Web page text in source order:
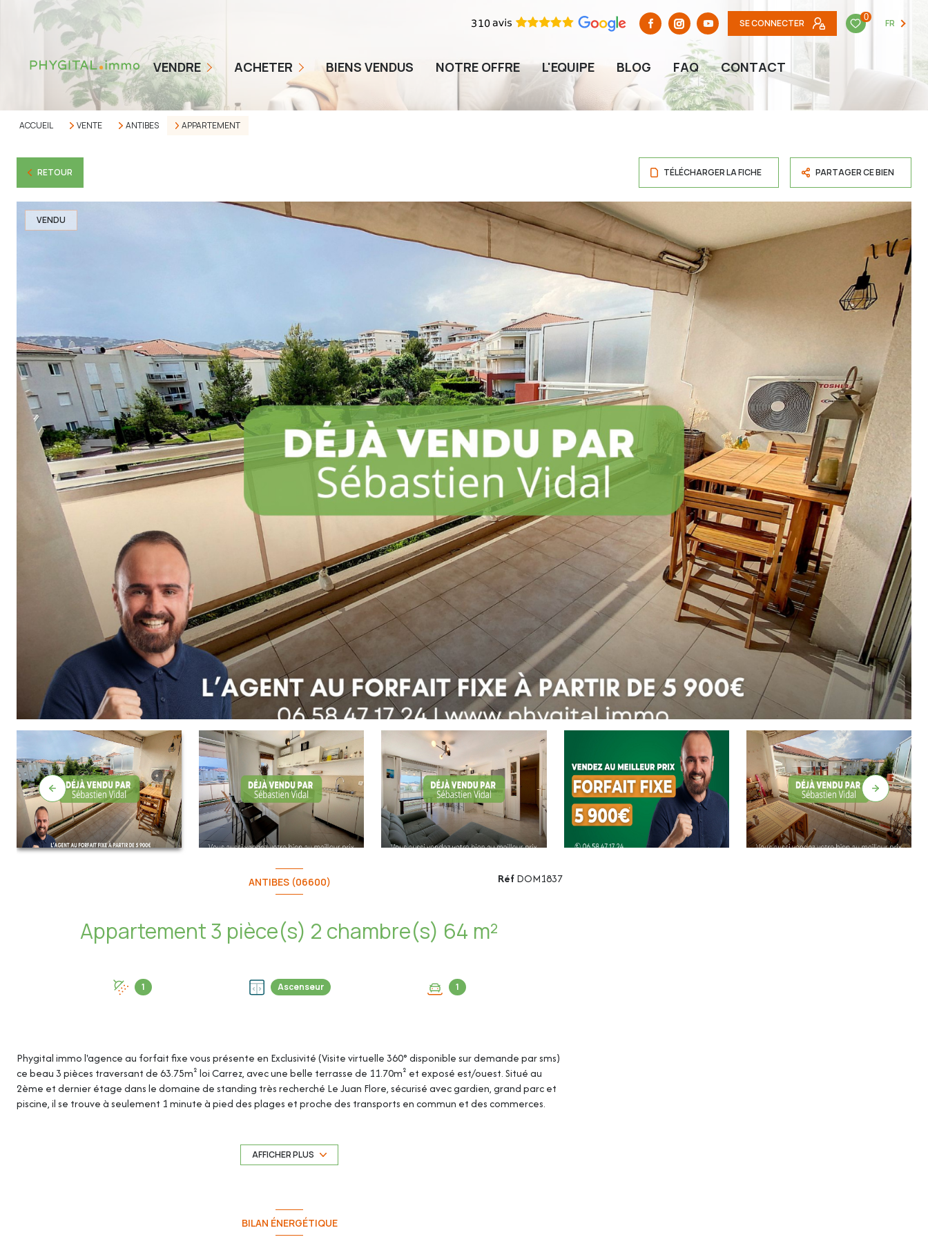
SE CONNECTER
0
FR
VENDRE
COMMENT ÇA MARCHE
NOS TARIFS
ESTIMER MON BIEN
ACHETER
BIENS EN VENTE
ALERTE ACHETEUR
BIENS VENDUS NOTRE OFFRE L'EQUIPE BLOG FAQ CONTACT
ACCUEIL VENTE ANTIBES APPARTEMENT
RETOUR TÉLÉCHARGER LA FICHE PARTAGER CE BIEN
VENDU
ANTIBES (06600)
Appartement 3 pièce(s) 2 chambre(s) 64 m²
1 Ascenseur 1
RéfDOM1837
Phygital immo l'agence au forfait fixe vous présente en Exclusivité (Visite virtuelle 360° disponible sur demande par sms)
ce beau 3 pièces traversant de 63.75m² loi Carrez, avec une belle terrasse de 11.70m² et exposé est/ouest. Situé au
2ème et dernier étage dans le domaine de standing très recherché Le Juan Flore, sécurisé avec gardien, grand parc et
piscine, il se trouve à seulement 1 minute à pied des plages et proche des transports en commun et des commerces.
Cet appartement de 63.75m² loi Carrez se compose de :
AFFICHER PLUS
BILAN ÉNERGÉTIQUE